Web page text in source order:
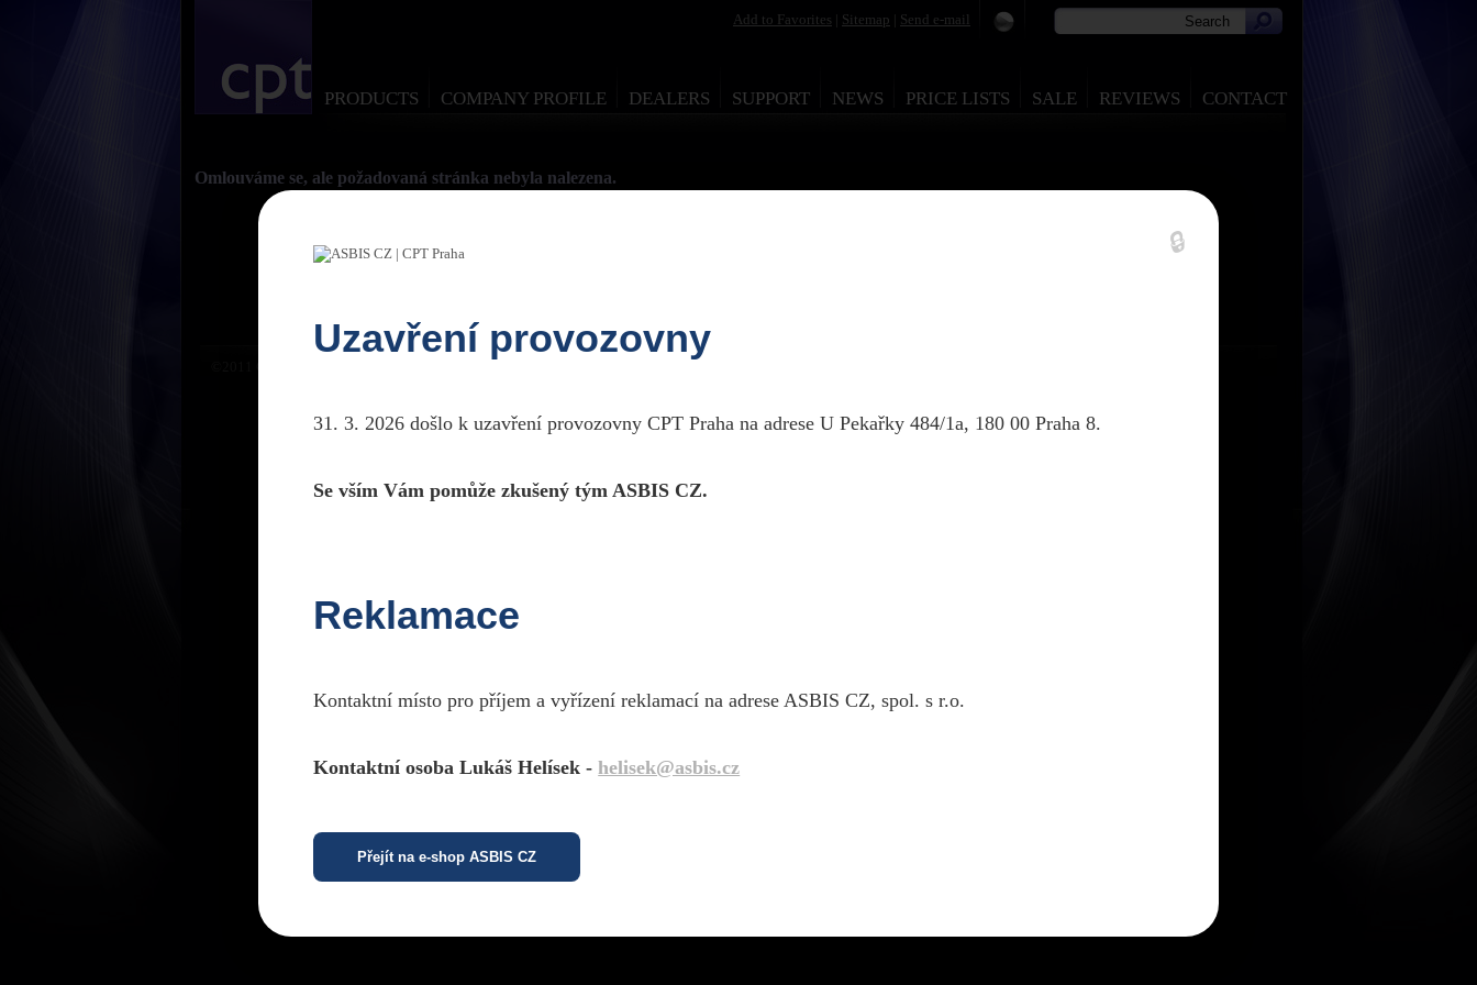
PRODUCTS COMPANY PROFILE DEALERS SUPPORT NEWS PRICE LISTS SALE REVIEWS CONTACT
Add to Favorites Sitemap Send e-mail
🔒
Uzavření provozovny
31. 3. 2026 došlo k uzavření provozovny CPT Praha na adrese U Pekařky 484/1a, 180 00 Praha 8.
Se vším Vám pomůže zkušený tým ASBIS CZ.
Reklamace
Kontaktní místo pro příjem a vyřízení reklamací na adrese ASBIS CZ, spol. s r.o.
Kontaktní osoba Lukáš Helísek -helisek@asbis.cz
Přejít na e-shop ASBIS CZ
Omlouváme se, ale požadovaná stránka nebyla nalezena.